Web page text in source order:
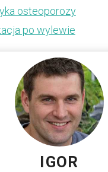
osteoporozy
po wylewie
IGOR